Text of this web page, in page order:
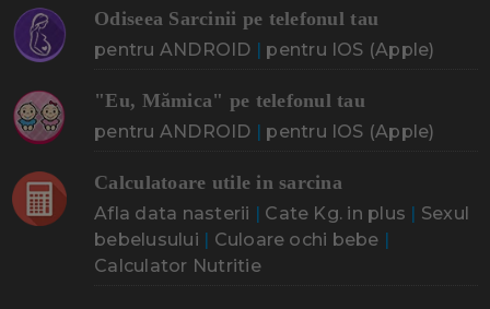
Odiseea Sarcinii pe telefonul tau
pentru ANDROID | pentru IOS (Apple)
"Eu, Mămica" pe telefonul tau
pentru ANDROID | pentru IOS (Apple)
Calculatoare utile in sarcina
Afla data nasterii | Cate Kg. in plus | Sexul
bebelusului | Culoare ochi bebe |
Calculator Nutritie